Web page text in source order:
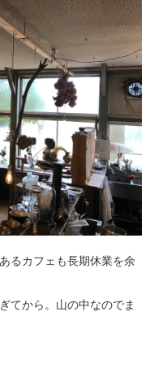
るカフェも長期休業を余
てから。山の中なのでま